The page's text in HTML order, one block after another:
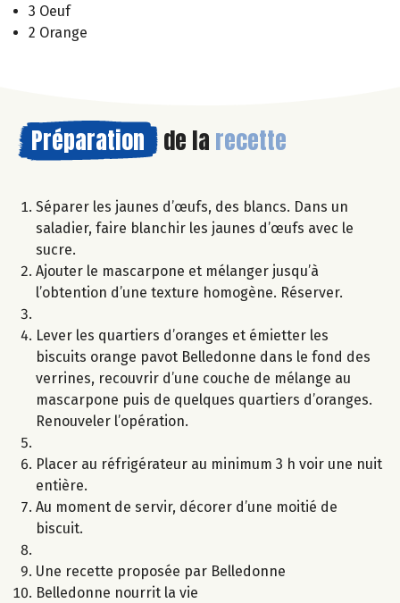
3 Oeuf
2 Orange
Préparation de la recette
Séparer les jaunes d’œufs, des blancs. Dans un
saladier, faire blanchir les jaunes d’œufs avec le
sucre.
Ajouter le mascarpone et mélanger jusqu’à
l’obtention d’une texture homogène. Réserver.
Lever les quartiers d’oranges et émietter les
biscuits orange pavot Belledonne dans le fond des
verrines, recouvrir d’une couche de mélange au
mascarpone puis de quelques quartiers d’oranges.
Renouveler l’opération.
Placer au réfrigérateur au minimum 3 h voir une nuit
entière.
Au moment de servir, décorer d’une moitié de
biscuit.
Une recette proposée par Belledonne
Belledonne nourrit la vie